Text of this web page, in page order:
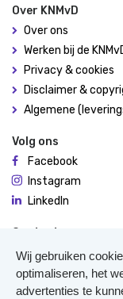
Over KNMvD
Over ons
Werken bij de
Privacy & cookies
Disclaimer &
Algemene
Volg ons
Facebook
Instagram
LinkedIn
Contact
De Molen 94
3995 AX Houten
0306348900
Wij gebruiken
optimaliseren, het
advertenties te